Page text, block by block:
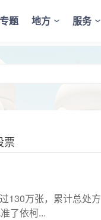
专题 地方 服务
票
130万张，累计总处方
了依柯...